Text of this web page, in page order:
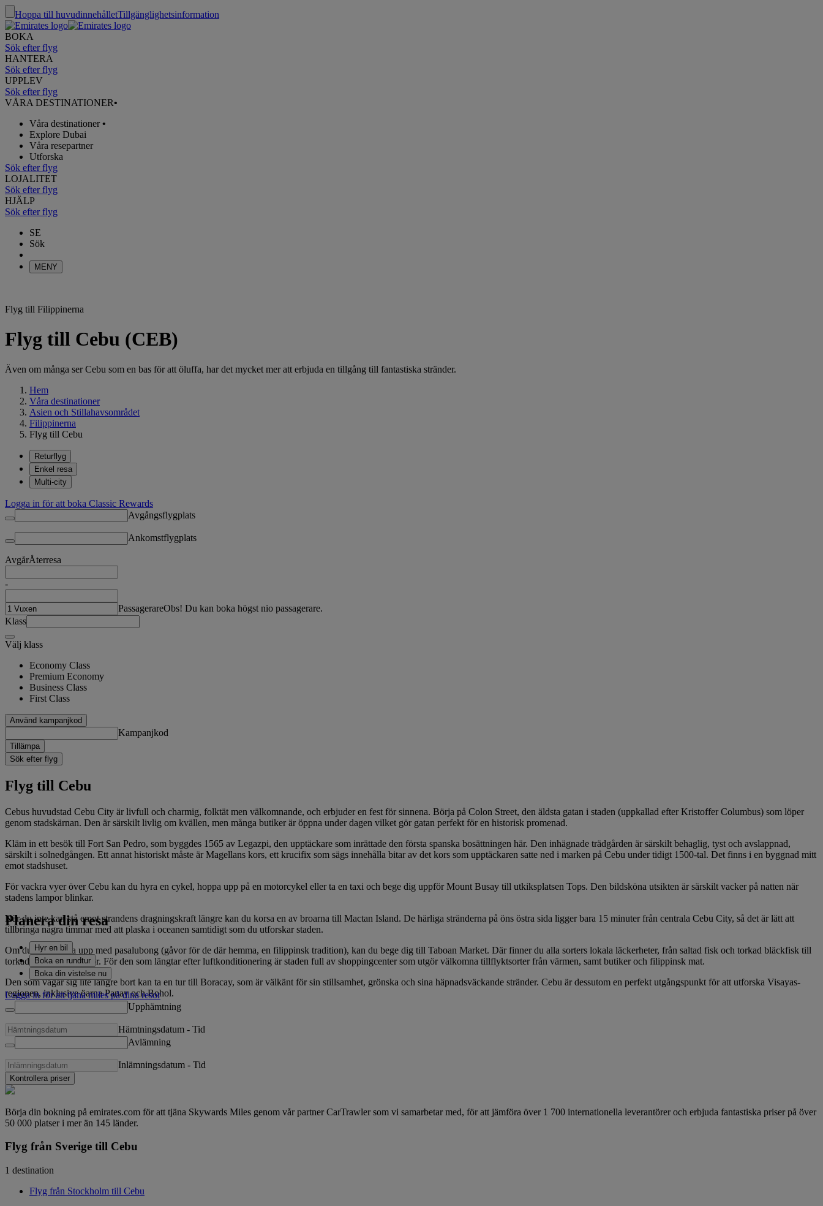
Hoppa till huvudinnehålletTillgänglighetsinformation
BOKA
Sök efter flyg
HANTERA
Sök efter flyg
UPPLEV
Sök efter flyg
VÅRA DESTINATIONER•
Våra destinationer •
Explore Dubai
Våra resepartner
Utforska
Sök efter flyg
LOJALITET
Sök efter flyg
HJÄLP
Sök efter flyg
SE
Sök
MENY
Flyg till Filippinerna
Flyg till Cebu (CEB)
Även om många ser Cebu som en bas för att öluffa, har det mycket mer att erbjuda en tillgång till fantastiska stränder.
Hem
Våra destinationer
Asien och Stillahavsområdet
Filippinerna
Flyg till Cebu
Returflyg
Enkel resa
Multi-city
Logga in för att boka Classic Rewards
Avgångsflygplats
Ankomstflygplats
AvgårÅterresa
-
PassagerareObs! Du kan boka högst nio passagerare.
Klass
Välj klass
Economy Class
Premium Economy
Business Class
First Class
Använd kampanjkod
Kampanjkod
Tillämpa
Sök efter flyg
Flyg till Cebu
Cebus huvudstad Cebu City är livfull och charmig, folktät men välkomnande, och erbjuder en fest för sinnena. Börja på Colon Street, den äldsta gatan i staden (uppkallad efter Kristoffer Columbus) som löper
genom stadskärnan. Den är särskilt livlig om kvällen, men många butiker är öppna under dagen vilket gör gatan perfekt för en historisk promenad.
Kläm in ett besök till Fort San Pedro, som byggdes 1565 av Legazpi, den upptäckare som inrättade den första spanska bosättningen här. Den inhägnade trädgården är särskilt behaglig, tyst och avslappnad,
särskilt i solnedgången. Ett annat historiskt måste är Magellans kors, ett krucifix som sägs innehålla bitar av det kors som upptäckaren satte ned i marken på Cebu under tidigt 1500-tal. Det finns i en byggnad mitt
emot stadshuset.
För vackra vyer över Cebu kan du hyra en cykel, hoppa upp på en motorcykel eller ta en taxi och bege dig uppför Mount Busay till utkiksplatsen Tops. Den bildsköna utsikten är särskilt vacker på natten när
stadens lampor blinkar.
När du inte kan stå emot strandens dragningskraft längre kan du korsa en av broarna till Mactan Island. De härliga stränderna på öns östra sida ligger bara 15 minuter från centrala Cebu City, så det är lätt att
tillbringa några timmar med att plaska i oceanen samtidigt som du utforskar staden.
Om du vill bunkra upp med pasalubong (gåvor för de där hemma, en filippinsk tradition), kan du bege dig till Taboan Market. Där finner du alla sorters lokala läckerheter, från saltad fisk och torkad bläckfisk till
torkad mango och kakor. För den som längtar efter luftkonditionering är staden full av shoppingcenter som utgör välkomna tillflyktsorter från värmen, samt butiker och filippinsk mat.
Den som vågar sig lite längre bort kan ta en tur till Boracay, som är välkänt för sin stillsamhet, grönska och sina häpnadsväckande stränder. Cebu är dessutom en perfekt utgångspunkt för att utforska Visayas-
regionen, inklusive öarna Panay och Bohol.
Planera din resa
Hyr en bil
Boka en rundtur
Boka din vistelse nu
Logga in för att tjäna miles på dina resor
Upphämtning
Hämtningsdatum - Tid
Avlämning
Inlämningsdatum - Tid
Kontrollera priser
Börja din bokning på emirates.com för att tjäna Skywards Miles genom vår partner CarTrawler som vi samarbetar med, för att jämföra över 1 700 internationella leverantörer och erbjuda fantastiska priser på över
50 000 platser i mer än 145 länder.
Flyg från Sverige till Cebu
1 destination
Flyg från Stockholm till Cebu